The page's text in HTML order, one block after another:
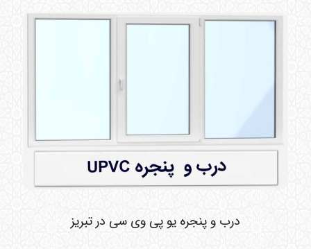
درب و پنجره یو پی وی سی در تبریز